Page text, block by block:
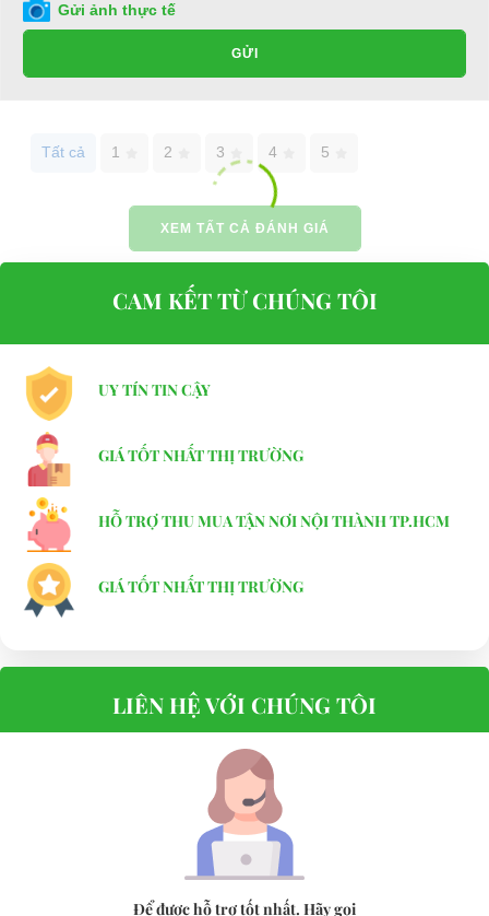
E-mail: phuhuynhkd@gmail.com
Gửi ảnh thực tế
GỬI
Tất cả 1 2 3 4 5
XEM TẤT CẢ ĐÁNH GIÁ
CAM KẾT TỪ CHÚNG TÔI
UY TÍN TIN CẬY
GIÁ TỐT NHẤT THỊ TRƯỜNG
HỖ TRỢ THU MUA TẬN NƠI NỘI THÀNH TP.HCM
GIÁ TỐT NHẤT THỊ TRƯỜNG
LIÊN HỆ VỚI CHÚNG TÔI
Để được hỗ trợ tốt nhất. Hãy gọi